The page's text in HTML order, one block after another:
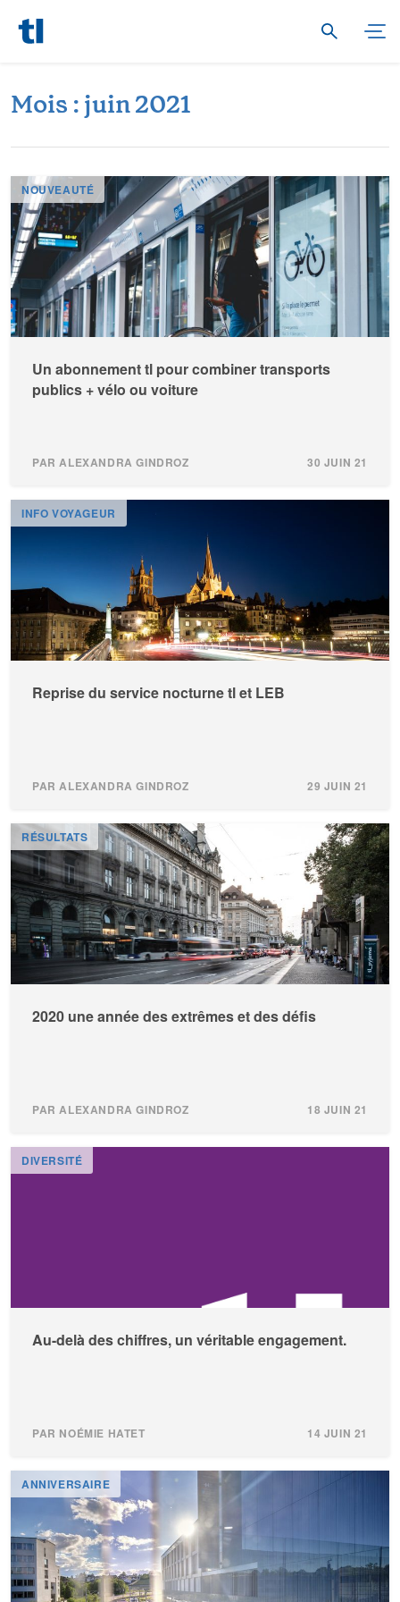
Mois :juin2021
NOUVEAUTÉ
Un abonnement tl pour combiner transports
publics + vélo ou voiture
PAR ALEXANDRA GINDROZ 30 JUIN 21
INFO VOYAGEUR
Reprise du service nocturne tl et LEB
PAR ALEXANDRA GINDROZ 29 JUIN 21
RÉSULTATS
2020 une année des extrêmes et des défis
PAR ALEXANDRA GINDROZ 18 JUIN 21
DIVERSITÉ
Au-delà des chiffres, un véritable engagement.
PAR NOÉMIE HATET 14 JUIN 21
ANNIVERSAIRE